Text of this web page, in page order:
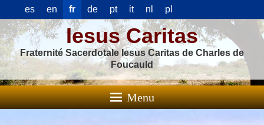
es en fr de pt it nl pl
Iesus Caritas
Fraternité Sacerdotale Iesus Caritas de Charles de
Foucauld
Menu